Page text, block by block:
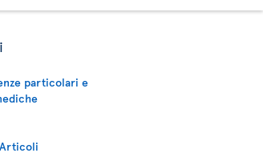
particolari e